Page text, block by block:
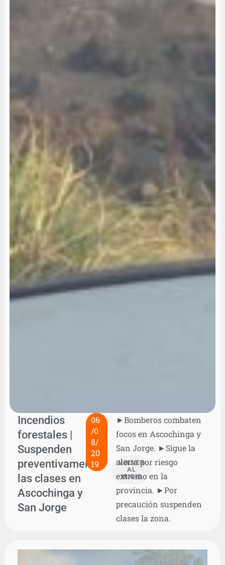
Incendios
forestales |
Suspenden
preventivamente
las clases en
Ascochinga y
San Jorge
06
/0
8/
20
19
VOLVER
AL
INICIO
►Bomberos combaten
focos en Ascochinga y
San Jorge. ►Sigue la
alerta por riesgo
extremo en la
provincia. ►Por
precaución suspenden
clases la zona.